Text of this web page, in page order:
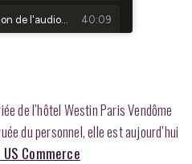
de l’hôtel Westin Paris Vendôme
du personnel, elle est aujourd’hui
US Commerce